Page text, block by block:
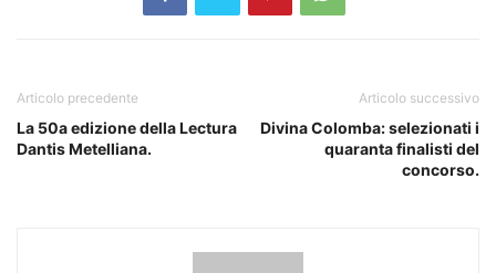
Articolo precedente
La 50a edizione della Lectura
Dantis Metelliana.
Articolo successivo
Divina Colomba: selezionati i
quaranta finalisti del
concorso.